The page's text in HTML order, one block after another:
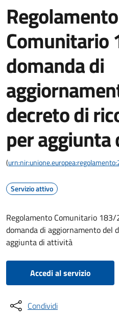
Regolamento
Comunitario
domanda di
decreto di
per
(
Servizio attivo
Regolamento Comunitario
domanda di aggiornamento del
aggiunta di attività
Accedi al servizio
Condividi